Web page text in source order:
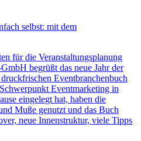
selbst: mit dem
für die Veranstaltungsplanung
begrüßt das neue Jahr der
Eventbranchenbuch
Eventmarketing in
eingelegt hat, haben die
Muße genutzt und das Buch
neue Innenstruktur, viele Tipps